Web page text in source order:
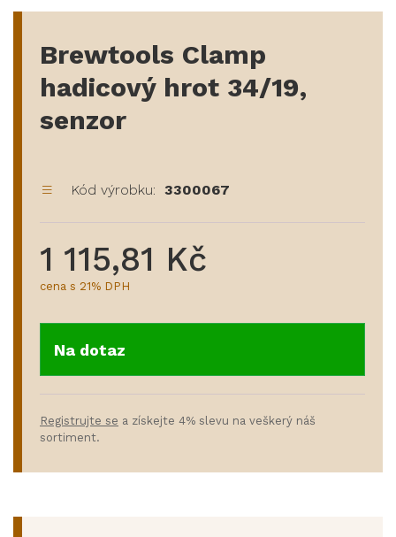
Brewtools Clamp
hadicový hrot 34/19,
senzor
Kód výrobku: 3300067
1 115,81 Kč
cena s 21% DPH
Na dotaz
Registrujte se a získejte 4% slevu na veškerý náš
sortiment.